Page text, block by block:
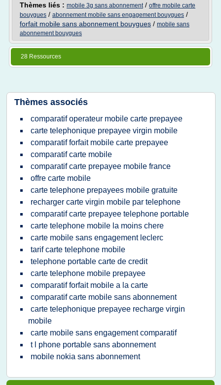
Thèmes liés : mobile 3g sans abonnement/ offre mobile carte
bouygues / abonnement mobile sans engagement bouygues /
forfait mobile sans abonnement bouygues / mobile sans
abonnement bouygues
28 Ressources
Thèmes associés
comparatif operateur mobile carte prepayee
carte telephonique prepayee virgin mobile
comparatif forfait mobile carte prepayee
comparatif carte mobile
comparatif carte prepayee mobile france
offre carte mobile
carte telephone prepayees mobile gratuite
recharger carte virgin mobile par telephone
comparatif carte prepayee telephone portable
carte telephone mobile la moins chere
carte mobile sans engagement leclerc
tarif carte telephone mobile
telephone portable carte de credit
carte telephone mobile prepayee
comparatif forfait mobile a la carte
comparatif carte mobile sans abonnement
carte telephonique prepayee recharge virgin
mobile
carte mobile sans engagement comparatif
t l phone portable sans abonnement
mobile nokia sans abonnement